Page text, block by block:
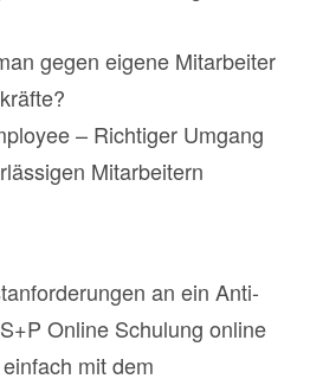
gegen eigene Mitarbeiter
– Richtiger Umgang
Mitarbeitern
an ein Anti-
Online Schulung online
mit dem